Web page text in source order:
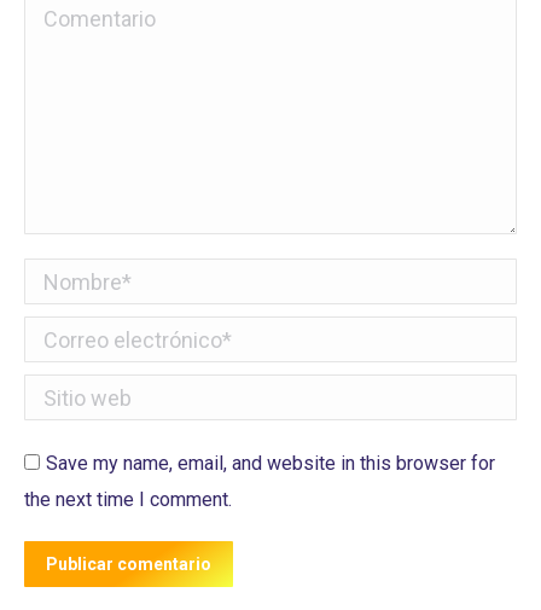
Comentario
Nombre *
Correo electrónico *
Sitio web
Save my name, email, and website in this browser for
the next time I comment.
Publicar comentario